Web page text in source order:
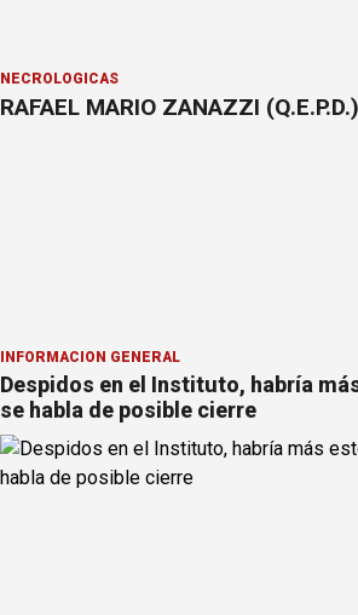
NECROLÓGICAS
RAFAEL MARIO ZANAZZI (Q.E.P.D.)
INFORMACION GENERAL
Despidos en el Instituto, habría
se habla de posible cierre